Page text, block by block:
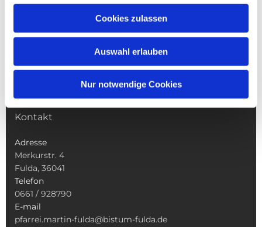
Cookies zulassen
Auswahl erlauben
Nur notwendige Cookies
Gottesdienste
Veranstaltungen & Angebote
Kindertagesstätte St. Andreas
Kontakt
Adresse
Merkurstr. 4
Fulda, 36041
Telefon
0661 / 928790
E-mail
pfarrei.martin-fulda@bistum-fulda.de